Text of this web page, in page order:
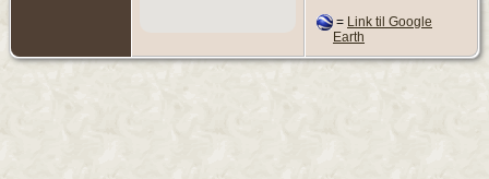
= Link til Google
Earth